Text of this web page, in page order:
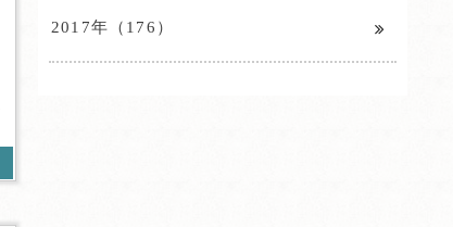
2017年（176）